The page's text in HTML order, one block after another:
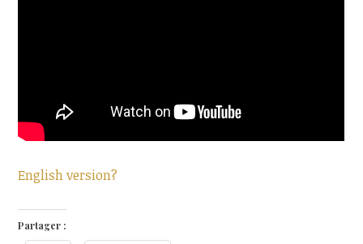
English version?
Partager :